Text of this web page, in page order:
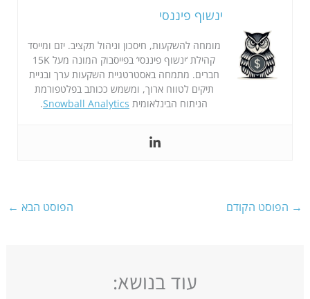
ינשוף פיננסי
מומחה להשקעות, חיסכון וניהול תקציב. יזם ומייסד
קהילת ‘ינשוף פיננסי’ בפייסבוק המונה מעל 15K
חברים. מתמחה באסטרטגיית השקעות ערך ובניית
תיקים לטווח ארוך, ומשמש ככותב בפלטפורמת
הניתוח הבינלאומית Snowball Analytics
.
→ הפוסט הקודם הפוסט הבא ←
עוד בנושא: